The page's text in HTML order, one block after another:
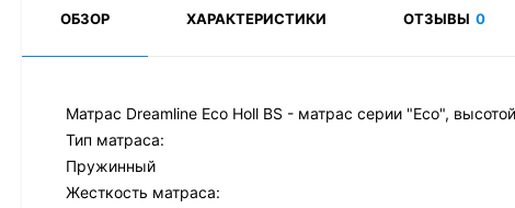
ОБЗОР ХАРАКТЕРИСТИКИ ОТЗЫВЫ 0
Матрас Dreamline Eco Holl BS - матрас серии "Eco",
Тип матраса:
Пружинный
Жесткость матраса: